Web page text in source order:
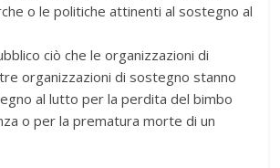
o le politiche attinenti al sostegno al
ciò che le organizzazioni di
organizzazioni di sostegno stanno
al lutto per la perdita del bimbo
o per la prematura morte di un